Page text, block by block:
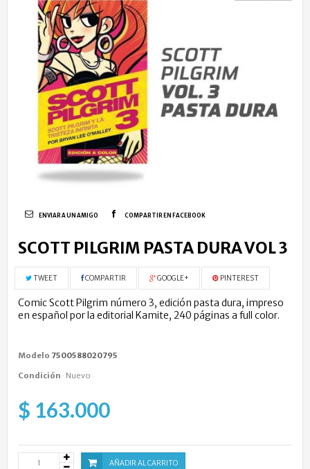
ENVIAR A UN AMIGO COMPARTIR EN FACEBOOK
SCOTT PILGRIM PASTA DURA VOL 3
TWEET COMPARTIR GOOGLE+ PINTEREST
Comic Scott Pilgrim número 3, edición pasta dura, impreso
en español por la editorial Kamite, 240 páginas a full color.
Modelo 7500588020795
Condición Nuevo
$ 163.000
AÑADIR AL CARRITO